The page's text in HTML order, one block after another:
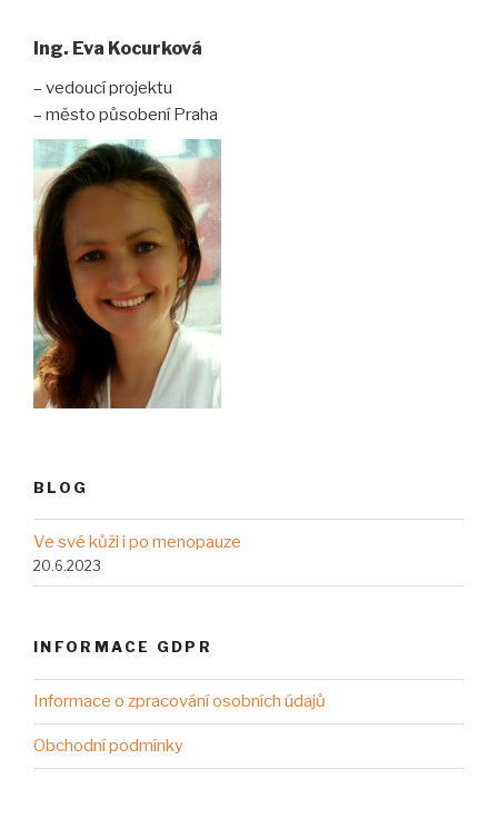
Ing. Eva Kocurková
– vedoucí projektu
– město působení Praha
BLOG
Ve své kůži i po menopauze
20.6.2023
INFORMACE GDPR
Informace o zpracování osobních údajů
Obchodní podmínky